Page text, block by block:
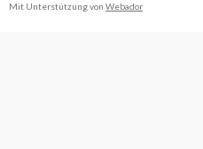
Mit Unterstützung von Webador